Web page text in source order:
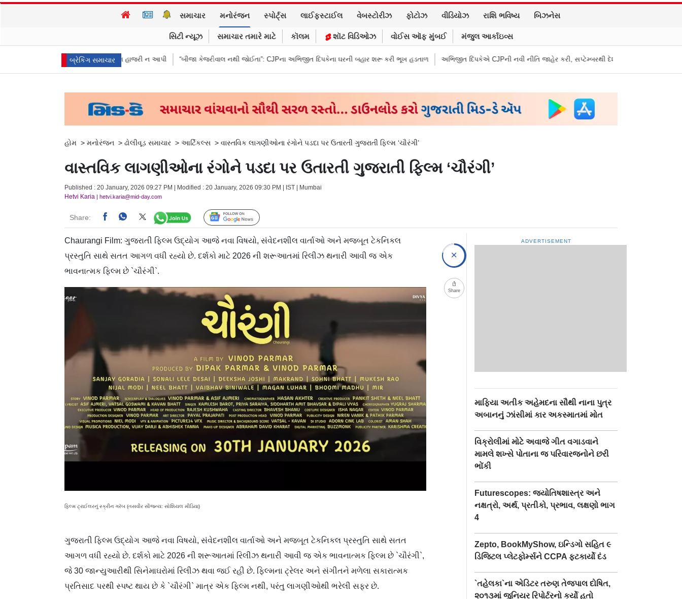
સમાચાર મનોરંજન સ્પોર્ટ્સ લાઈફસ્ટાઈલ વેબસ્ટોરીઝ ફોટોઝ વીડિયોઝ રાશિ ભવિષ્ય બિઝનેસ
સિટી ન્યૂઝ સમાચાર તમારે માટે કૉલમ શૉટ વિડિઓઝ વોઈસ ઑફ મુંબઈ મંજુલ આર્કાઇવ્સ
બ્રેકિંગ સમાચાર
પૈસા મોકલાવ્યા પણ હાજરી ન આપી “બીજા કેજરીવાલ નથી જોઈતા”: CJPના અભિજીત દિપકેના ઘરની બહાર શરૂ કરી ભૂખ હડતાળ અભિજીત દિપકેએ CJPની નવી નીતિ જાહેર કરી, સપ્ટેમ્બરથી દેશભારમાં થશે શરૂ
હોમ > મનોરંજન > ઢોલીવૂડ સમાચાર > આર્ટિકલ્સ > વાસ્તવિક લાગણીઓના રંગોને પડદા પર ઉતારતી ગુજરાતી ફિલ્મ ‘ચૌરંગી’
વાસ્તવિક લાગણીઓના રંગોને પડદા પર ઉતારતી ગુજરાતી ફિલ્મ ‘ચૌરંગી’
Published : 20 January, 2026 09:27 PM | Modified : 20 January, 2026 09:30 PM | IST | Mumbai
Hetvi Karia | hetvi.karia@mid-day.com
Share: Follow Us
Chaurangi Film: ગુજરાતી ફિલ્મ ઉદ્યોગ આજે નવા વિષયો, સંવેદનશીલ વાર્તાઓ અને મજબૂત ટેકનિકલ
પ્રસ્તુતિ સાથે સતત આગળ વધી રહ્યો છે. દર્શકો માટે 2026 ની શરૂઆતમાં રિલીઝ થનારી આવી જ એક
ભાવનાત્મક ફિલ્મ છે `ચૌરંગી`.
ફિલ્મ ટ્રાઈલરનું સ્ક્રીન ગરૅબ (તસવીર સૌજન્ય: સોશિયલ મીડિયા)
ગુજરાતી ફિલ્મ ઉદ્યોગ આજે નવા વિષયો, સંવેદનશીલ વાર્તાઓ અને મજબૂત ટેકનિકલ પ્રસ્તુતિ સાથે સતત
આગળ વધી રહ્યો છે. દર્શકો માટે 2026 ની શરૂઆતમાં રિલીઝ થનારી આવી જ એક ભાવનાત્મક ફિલ્મ છે `ચૌરંગી`,
જે 30 જાન્યુઆરીથી સિનેમાઘરોમાં રિલીઝ થવા જઈ રહી છે. ફિલ્મના ટ્રેલર અને સંગીતને મળેલા સકારાત્મક
પ્રતિસાદ પરથી સ્પષ્ટ થાય છે કે `ચૌરંગી` માત્ર એક ફિલ્મ નથી, પરંતુ લાગણીઓથી ભરેલી સફર છે.
Share
ADVERTISEMENT
માફિયા અતીક અહેમદના સૌથી નાના પુત્ર
અબાનનું ઝાંસીમાં કાર અકસ્માતમાં મોત
વિક્રોલીમાં મોટે અવાજે ગીત વગાડવાને
મામલે શખ્સે પોતાના જ પરિવારજનોને છરી
ભોંકી
Futurescopes: જ્યોતિષશાસ્ત્ર અને
નક્ષત્રો, અર્થ, પ્રતીકો, પ્રભાવ, લક્ષણો ભાગ
4
Zepto, BookMyShow, ઇન્ડિગો સહિત ૯
ડિજિટલ પ્લેટફોર્મ્સને CCPA ફટકાર્યો દંડ
`તહેલકા`ના એડિટર તરુણ તેજપાલ દોષિત,
૨૦૧૩માં જુનિયર રિપોર્ટરનો કર્યો હતો